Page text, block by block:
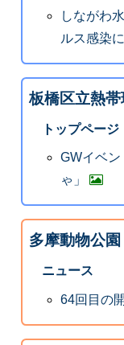
しながわ
ルス感染
板橋区立熱
トップページ
GWイベ
ゃ」
多摩動物公園
ニュース
64回目の